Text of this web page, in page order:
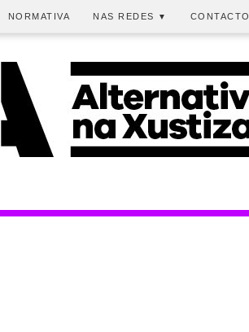
NORMATIVA NAS REDES ▼ CONTACTO